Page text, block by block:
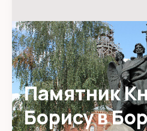
Памятник
Борису в